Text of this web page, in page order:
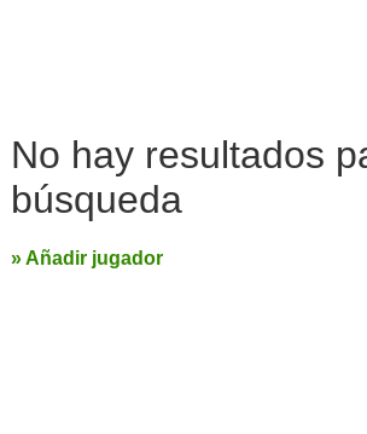
No hay resultados
búsqueda
» Añadir jugador